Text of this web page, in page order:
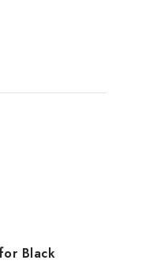
Black